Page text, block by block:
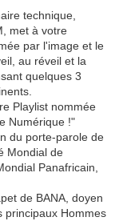
technique,
met à votre
par l'image et le
au réveil et la
quelques 3
Playlist nommée
Numérique !"
du porte-parole de
Mondial de
Panafricain,
de BANA, doyen
principaux Hommes